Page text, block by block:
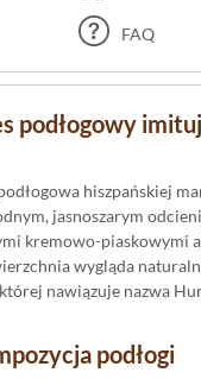
FAQ
hiszpańskiej
jasnoszarym
kremowo-piaskowymi
wygląda
nawiązuje nazwa
podłogi